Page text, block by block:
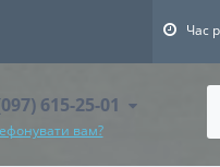
Час
615-25-01
вам?